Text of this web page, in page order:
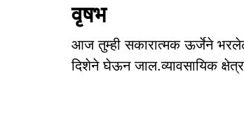
वृषभ
आज तुम्ही सकारात्मक ऊर्जेने भरलेले
दिशेने घेऊन जाल.व्यावसायिक